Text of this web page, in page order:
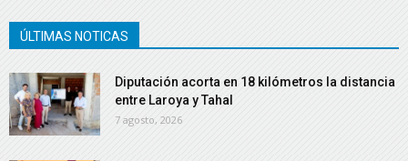
ÚLTIMAS NOTICAS
Diputación acorta en 18 kilómetros la distancia
entre Laroya y Tahal
7 agosto, 2026